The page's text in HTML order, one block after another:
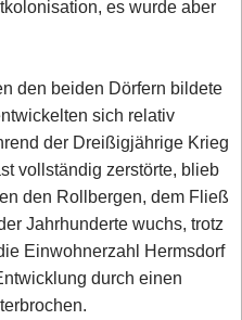
es wurde aber
den beiden Dörfern bildete
sich relativ
der Dreißigjährige Krieg
vollständig zerstörte, blieb
den Rollbergen, dem Fließ
Jahrhunderte wuchs, trotz
Einwohnerzahl Hermsdorf
durch einen